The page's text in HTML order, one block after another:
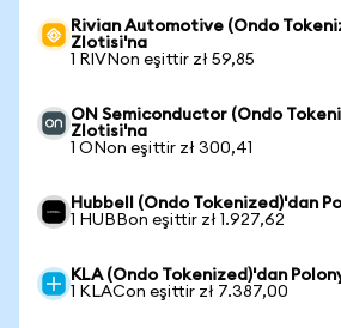
Rivian Automotive (Ondo
Zlotisi'na
1 RIVNon eşittir zł 59,85
ON Semiconductor (Ondo
Zlotisi'na
1 ONon eşittir zł 300,41
Hubbell (Ondo Tokenized)'dan
1 HUBBon eşittir zł 1.927,62
KLA (Ondo Tokenized)'dan
1 KLACon eşittir zł 7.387,00